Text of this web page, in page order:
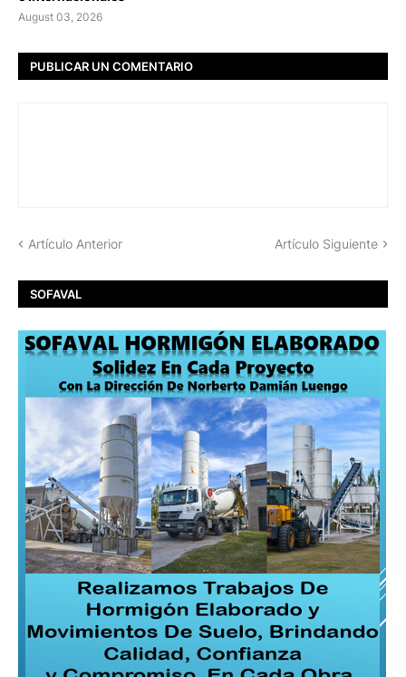
August 03, 2026
PUBLICAR UN COMENTARIO
Artículo Anterior Artículo Siguiente
SOFAVAL